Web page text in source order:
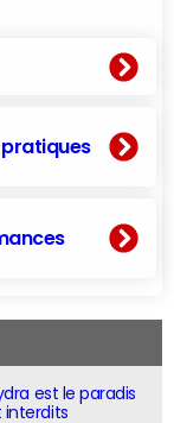
pratiques
est le paradis
interdits